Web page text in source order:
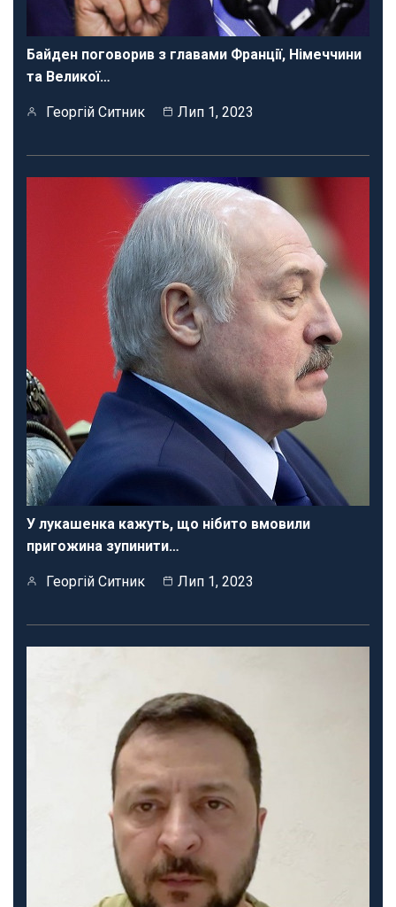
Байден поговорив з главами Франції, Німеччини
та Великої…
Георгій Ситник Лип 1, 2023
У лукашенка кажуть, що нібито вмовили
пригожина зупинити…
Георгій Ситник Лип 1, 2023